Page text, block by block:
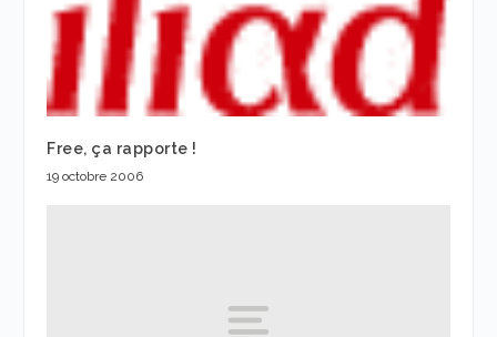
Free, ça rapporte !
19 octobre 2006